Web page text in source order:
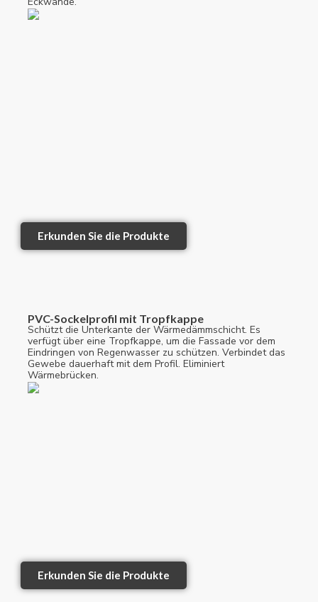
Erkunden Sie die Produkte
PVC-Sockelprofil mit Tropfkappe
Schützt die Unterkante der Wärmedämmschicht. Es
verfügt über eine Tropfkappe, um die Fassade vor dem
Eindringen von Regenwasser zu schützen. Verbindet das
Gewebe dauerhaft mit dem Profil. Eliminiert
Wärmebrücken.
Erkunden Sie die Produkte